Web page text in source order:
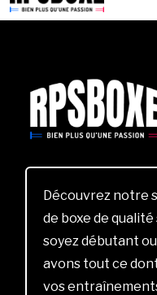
Découvrez notre
de boxe de
soyez débutant
avons tout ce
vos